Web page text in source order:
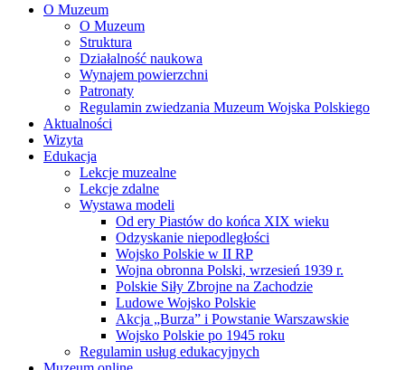
O Muzeum
O Muzeum
Struktura
Działalność naukowa
Wynajem powierzchni
Patronaty
Regulamin zwiedzania Muzeum Wojska Polskiego
Aktualności
Wizyta
Edukacja
Lekcje muzealne
Lekcje zdalne
Wystawa modeli
Od ery Piastów do końca XIX wieku
Odzyskanie niepodległości
Wojsko Polskie w II RP
Wojna obronna Polski, wrzesień 1939 r.
Polskie Siły Zbrojne na Zachodzie
Ludowe Wojsko Polskie
Akcja „Burza” i Powstanie Warszawskie
Wojsko Polskie po 1945 roku
Regulamin usług edukacyjnych